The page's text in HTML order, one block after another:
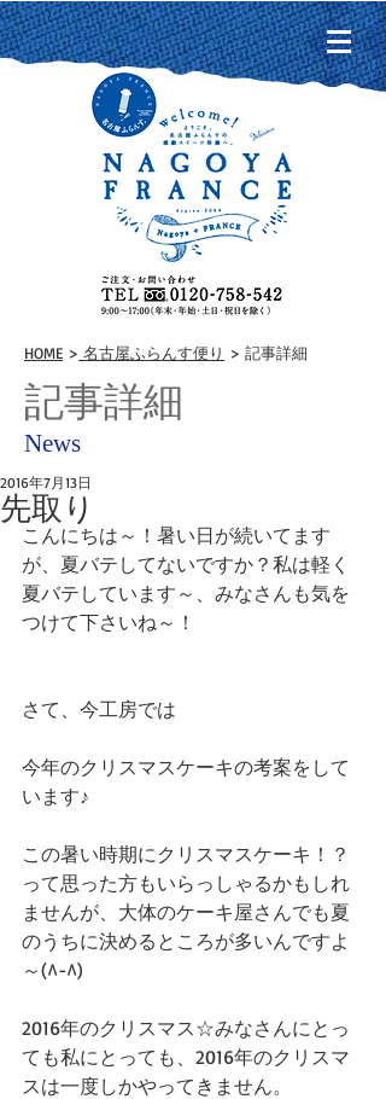
HOME > 名古屋ふらんす便り > 記事詳細
記事詳細
News
先取り
2016年7月13日
こんにちは～！暑い日が続いてます
が、夏バテしてないですか？私は軽く
夏バテしています～、みなさんも気を
つけて下さいね～！
さて、今工房では
今年のクリスマスケーキの考案をして
います♪
この暑い時期にクリスマスケーキ！？
って思った方もいらっしゃるかもしれ
ませんが、大体のケーキ屋さんでも夏
のうちに決めるところが多いんですよ
～(^-^)
2016年のクリスマス☆みなさんにとっ
ても私にとっても、2016年のクリスマ
スは一度しかやってきません。